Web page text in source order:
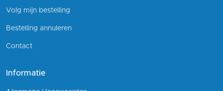
Volg mijn bestelling
Bestelling annuleren
Contact
Informatie